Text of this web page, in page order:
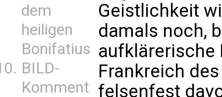
dem
heiligen
Bonifatius
BILD-
Komment
Geistlichkeit
damals noch,
aufklärerische
Frankreich
felsenfest